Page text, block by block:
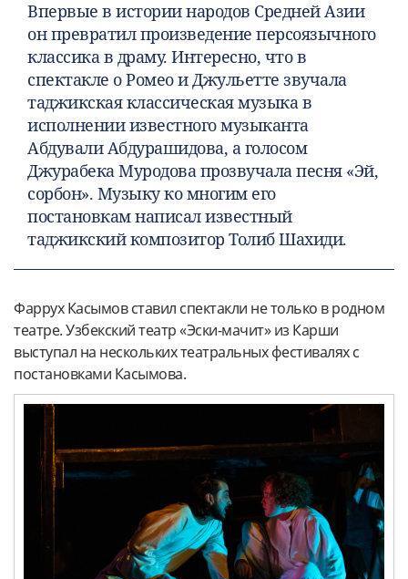
Впервые в истории народов Средней Азии
он превратил произведение персоязычного
классика в драму. Интересно, что в
спектакле о Ромео и Джульетте звучала
таджикская классическая музыка в
исполнении известного музыканта
Абдували Абдурашидова, а голосом
Джурабека Муродова прозвучала песня «Эй,
сорбон». Музыку ко многим его
постановкам написал известный
таджикский композитор Толиб Шахиди.
Фаррух Касымов ставил спектакли не только в родном
театре. Узбекский театр «Эски-мачит» из Карши
выступал на нескольких театральных фестивалях с
постановками Касымова.